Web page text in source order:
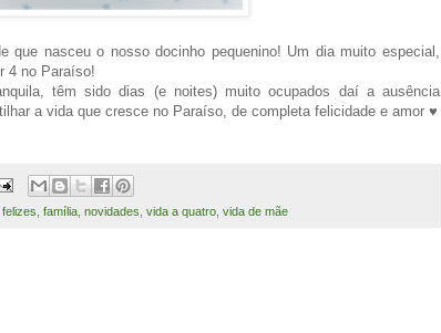
nasceu o nosso docinho pequenino! Um dia muito especial,
4 no Paraíso!
têm sido dias (e noites) muito ocupados daí a ausência
a vida que cresce no Paraíso, de completa felicidade e amor ♥
família novidades vida a quatro vida de mãe